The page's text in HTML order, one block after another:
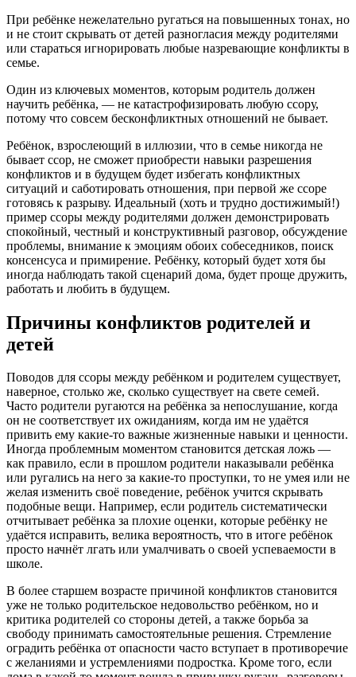
При ребёнке нежелательно ругаться на повышенных тонах, но
и не стоит скрывать от детей разногласия между родителями
или стараться игнорировать любые назревающие конфликты в
семье.
Один из ключевых моментов, которым родитель должен
научить ребёнка, — не катастрофизировать любую ссору,
потому что совсем бесконфликтных отношений не бывает.
Ребёнок, взрослеющий в иллюзии, что в семье никогда не
бывает ссор, не сможет приобрести навыки разрешения
конфликтов и в будущем будет избегать конфликтных
ситуаций и саботировать отношения, при первой же ссоре
готовясь к разрыву. Идеальный (хоть и трудно достижимый!)
пример ссоры между родителями должен демонстрировать
спокойный, честный и конструктивный разговор, обсуждение
проблемы, внимание к эмоциям обоих собеседников, поиск
консенсуса и примирение. Ребёнку, который будет хотя бы
иногда наблюдать такой сценарий дома, будет проще дружить,
работать и любить в будущем.
Причины конфликтов родителей и
детей
Поводов для ссоры между ребёнком и родителем существует,
наверное, столько же, сколько существует на свете семей.
Часто родители ругаются на ребёнка за непослушание, когда
он не соответствует их ожиданиям, когда им не удаётся
привить ему какие-то важные жизненные навыки и ценности.
Иногда проблемным моментом становится детская ложь —
как правило, если в прошлом родители наказывали ребёнка
или ругались на него за какие-то проступки, то не умея или не
желая изменить своё поведение, ребёнок учится скрывать
подобные вещи. Например, если родитель систематически
отчитывает ребёнка за плохие оценки, которые ребёнку не
удаётся исправить, велика вероятность, что в итоге ребёнок
просто начнёт лгать или умалчивать о своей успеваемости в
школе.
В более старшем возрасте причиной конфликтов становится
уже не только родительское недовольство ребёнком, но и
критика родителей со стороны детей, а также борьба за
свободу принимать самостоятельные решения. Стремление
оградить ребёнка от опасности часто вступает в противоречие
с желаниями и устремлениями подростка. Кроме того, если